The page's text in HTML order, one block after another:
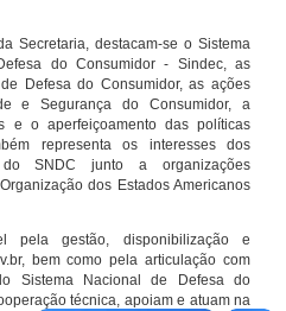
Secretaria, destacam-se o Sistema
do Consumidor - Sindec, as
Defesa do Consumidor, as ações
e Segurança do Consumidor, a
e o aperfeiçoamento das políticas
representa os interesses dos
SNDC junto a organizações
dos Estados Americanos
pela gestão, disponibilização e
bem como pela articulação com
Sistema Nacional de Defesa do
técnica, apoiam e atuam na